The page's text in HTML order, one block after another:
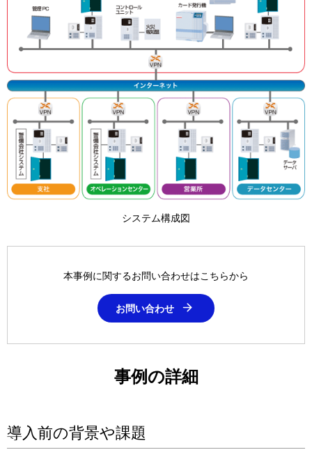
システム構成図
本事例に関するお問い合わせはこちらから
お問い合わせ
事例の詳細
導入前の背景や課題